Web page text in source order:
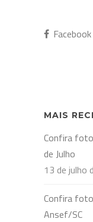
Facebook
MAIS
Confira
de Julho
13 de julho
Confira
Ansef/SC